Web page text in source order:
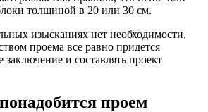
толщиной в 20 или 30 см.
изысканиях нет необходимости,
проема все равно придется
заключение и составлять проект
проем